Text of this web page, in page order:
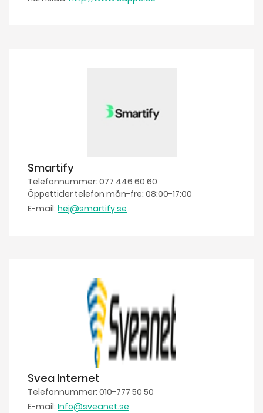
Smartify
Telefonnummer: 077 446 60 60
Öppettider telefon mån-fre: 08:00-17:00
E-mail: hej@smartify.se
Svea Internet
Telefonnummer: 010-777 50 50
E-mail: Info@sveanet.se